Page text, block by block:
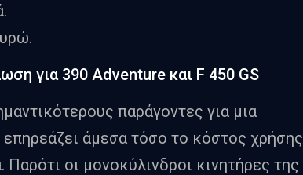
για 390 Adventure και F 450 GS
παράγοντες για μια
άμεσα τόσο το κόστος χρήσης
οι μονοκύλινδροι κινητήρες της